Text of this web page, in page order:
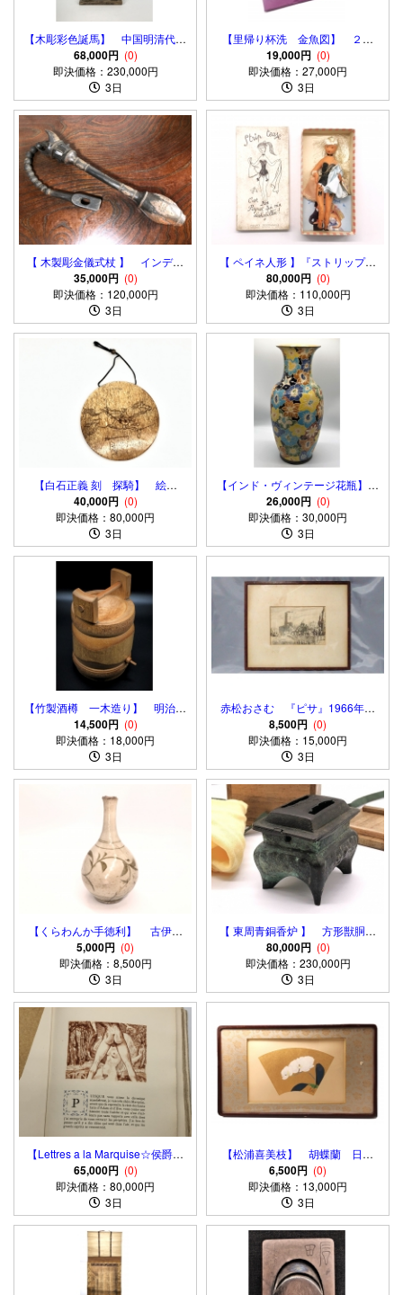
【木彫彩色誕馬】 中国明清代
古玩骨董 潮州木彫/東陽木
彫
68,000円 (0)
即決価格：230,000円
3日
【里帰り杯洗 金魚図】 ２客
対 明治漆器 A basin for
washing wine cups
19,000円 (0)
即決価格：27,000円
3日
【 木製彫金儀式杖 】 インディ
オ（南米先住） マプチェ/ケマ
ムル
35,000円 (0)
即決価格：120,000円
3日
【 ペイネ人形 】『ストリップテ
ィーズ』 １９５０’S 初期ヴィン
テージ
80,000円 (0)
即決価格：110,000円
3日
【白石正義 刻 探騎】 絵手
本 北斎漫画九編 真作
40,000円 (0)
即決価格：80,000円
3日
【インド・ヴィンテージ花瓶】
八彩唐花尽し 刻印有 コレクタ
ー放出品
26,000円 (0)
即決価格：30,000円
3日
【竹製酒樽 一木造り】 明治～
昭和初期 正價札付き 蔵出
品
14,500円 (0)
即決価格：18,000円
3日
赤松おさむ 『ピサ』1966年
水彩画 桑縁ガラス額 画廊シー
ル
8,500円 (0)
即決価格：15,000円
3日
【くらわんか手徳利】 古伊万
里 鶴首瓶
5,000円 (0)
即決価格：8,500円
3日
【 東周青銅香炉 】 方形獣胴四
つ足 骨董・古玩 蔵出
80,000円 (0)
即決価格：230,000円
3日
【Lettres a la Marquise☆侯爵夫
人への手紙】 1950年代 仏アン
グラ図書 発禁本 官能小説
No.145/初版352部
65,000円 (0)
即決価格：80,000円
3日
【松浦喜美枝】 胡蝶蘭 日本
画 扇面 額入
6,500円 (0)
即決価格：13,000円
3日